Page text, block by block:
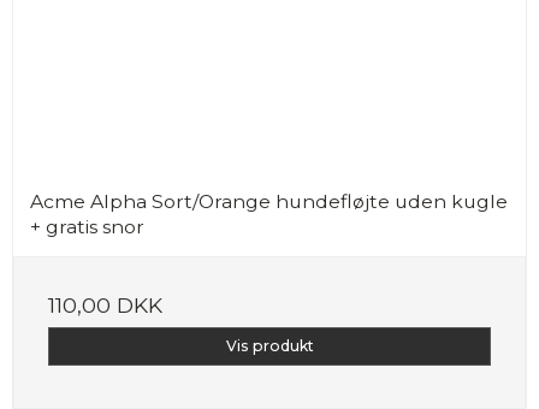
Acme Alpha Sort/Orange hundefløjte uden kugle
+ gratis snor
110,00 DKK
Vis produkt